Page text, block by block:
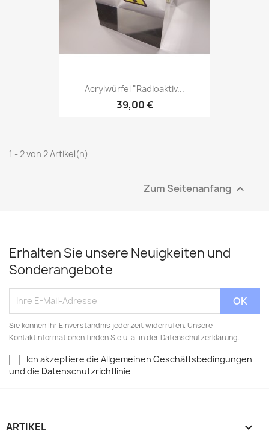
Acrylwürfel "Radioaktiv...
39,00 €
1 - 2 von 2 Artikel(n)
Zum Seitenanfang 
Erhalten Sie unsere Neuigkeiten und
Sonderangebote
Sie können Ihr Einverständnis jederzeit widerrufen. Unsere
Kontaktinformationen finden Sie u. a. in der Datenschutzerklärung.
Ich akzeptiere die Allgemeinen Geschäftsbedingungen
und die Datenschutzrichtlinie
ARTIKEL 